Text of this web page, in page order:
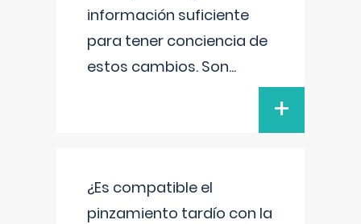
información suficiente
para tener conciencia de
estos cambios. Son...
+
¿Es compatible el
pinzamiento tardío con la